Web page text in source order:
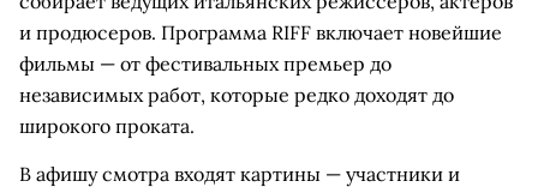
и продюсеров. Программа RIFF включает новейшие
фильмы — от фестивальных премьер до
независимых работ, которые редко доходят до
широкого проката.
В афишу смотра входят картины — участники и